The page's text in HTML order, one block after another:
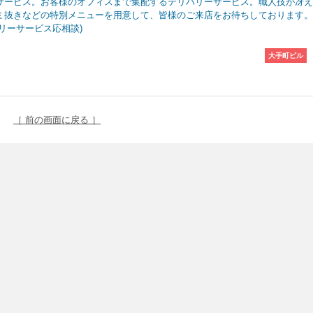
抜きなどの特別メニューを用意して、皆様のご来店をお待ちしております。
ーサービス応相談)
大手町ビル
［ 前の画面に戻る ］